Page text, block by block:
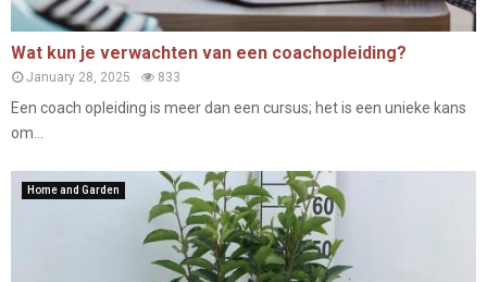
Wat kun je verwachten van een coachopleiding?
January 28, 2025 833
Een coach opleiding is meer dan een cursus; het is een unieke kans
om...
Home and Garden